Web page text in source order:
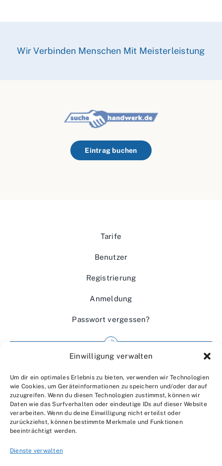
Einwilligung verwalten
Um dir ein optimales Erlebnis zu bieten, verwenden wir Technologien
wie Cookies, um Geräteinformationen zu speichern und/oder darauf
zuzugreifen. Wenn du diesen Technologien zustimmst, können wir
Daten wie das Surfverhalten oder eindeutige IDs auf dieser Website
verarbeiten. Wenn du deine Einwilligung nicht erteilst oder
zurückziehst, können bestimmte Merkmale und Funktionen
beeinträchtigt werden.
Dienste verwalten
Wir Verbinden Menschen Mit Meisterleistung
Eintrag buchen
Tarife
Benutzer
Registrierung
Anmeldung
Passwort vergessen?
Wir über uns
Kontakt
Datenschutzerklärung